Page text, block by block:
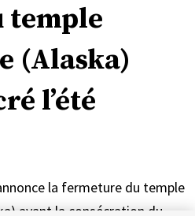
temple
(Alaska)
l’été
la fermeture du temple
avant la consécration du